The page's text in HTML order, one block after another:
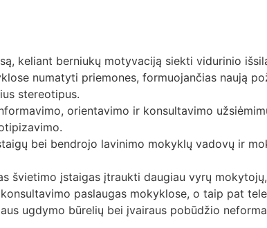
keliant berniukų motyvaciją siekti vidurinio
numatyti priemones, formuojančias naują
stereotipus.
orientavimo ir konsultavimo
bei bendrojo lavinimo mokyklų vadovų ir
švietimo įstaigas įtraukti daugiau vyrų
paslaugas mokyklose, o taip pat
ugdymo būrelių bei įvairaus pobūdžio